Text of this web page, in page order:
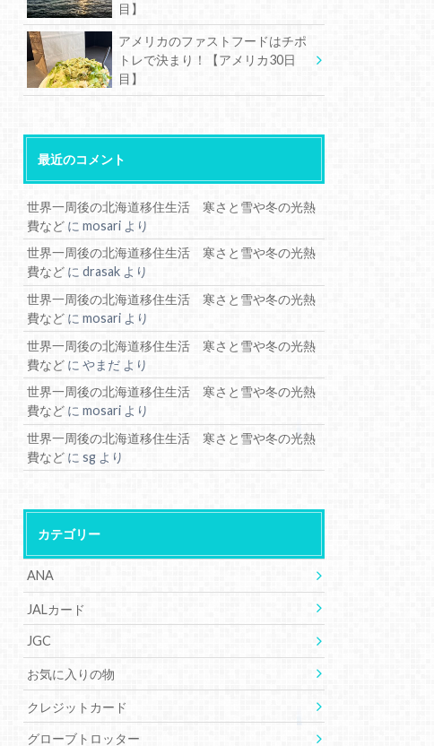
目】
アメリカのファストフードはチポ
トレで決まり！【アメリカ30日
目】
最近のコメント
世界一周後の北海道移住生活 寒さと雪や冬の光熱
費など にmosari より
世界一周後の北海道移住生活 寒さと雪や冬の光熱
費など にdrasak より
世界一周後の北海道移住生活 寒さと雪や冬の光熱
費など にmosari より
世界一周後の北海道移住生活 寒さと雪や冬の光熱
費など にやまだ より
世界一周後の北海道移住生活 寒さと雪や冬の光熱
費など にmosari より
世界一周後の北海道移住生活 寒さと雪や冬の光熱
費など にsg より
カテゴリー
ANA
JALカード
JGC
お気に入りの物
クレジットカード
グローブトロッター